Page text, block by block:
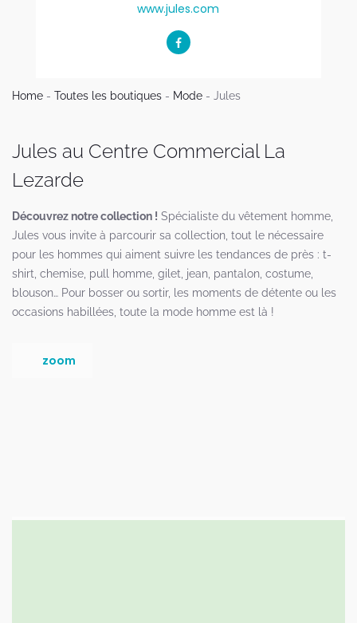
www.jules.com
Home - Toutes les boutiques - Mode - Jules
Jules au Centre Commercial La
Lezarde
Découvrez notre collection ! Spécialiste du vêtement homme,
Jules vous invite à parcourir sa collection, tout le nécessaire
pour les hommes qui aiment suivre les tendances de près : t-
shirt, chemise, pull homme, gilet, jean, pantalon, costume,
blouson… Pour bosser ou sortir, les moments de détente ou les
occasions habillées, toute la mode homme est là !
zoom